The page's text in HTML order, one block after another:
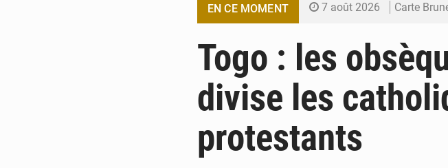
EN CE MOMENT 7 août 2026 Carte
5 août 2026 Budget vert
5 août 2026 Travail
5 août 2026
Togo : les
divise les
protestants